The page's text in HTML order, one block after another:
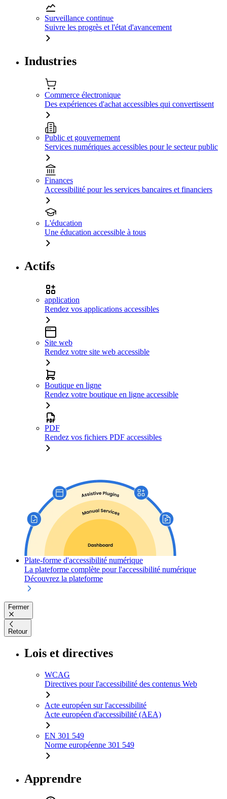
Surveillance continue
Suivre les progrès et l'état d'avancement
Industries
Commerce électronique
Des expériences d'achat accessibles qui convertissent
Public et gouvernement
Services numériques accessibles pour le secteur public
Finances
Accessibilité pour les services bancaires et financiers
L'éducation
Une éducation accessible à tous
Actifs
application
Rendez vos applications accessibles
Site web
Rendez votre site web accessible
Boutique en ligne
Rendez votre boutique en ligne accessible
PDF
Rendez vos fichiers PDF accessibles
Plate-forme d'accessibilité numérique
La plateforme complète pour l'accessibilité numérique
Découvrez la plateforme
Fermer
Retour
Lois et directives
WCAG
Directives pour l'accessibilité des contenus Web
Acte européen sur l'accessibilité
Acte européen d'accessibilité (AEA)
EN 301 549
Norme européenne 301 549
Apprendre